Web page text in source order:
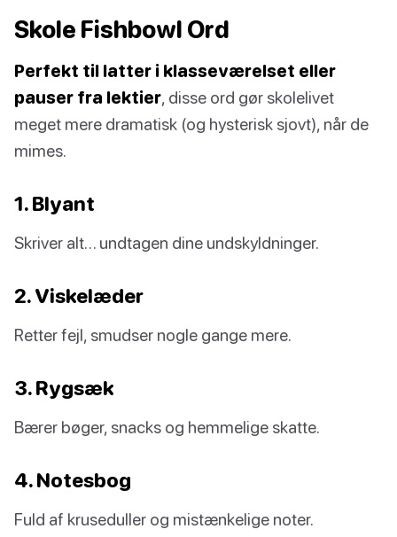
Skole Fishbowl Ord
Perfekt til latter i klasseværelset eller
pauser fra lektier, disse ord gør skolelivet
meget mere dramatisk (og hysterisk sjovt), når de
mimes.
1. Blyant
Skriver alt… undtagen dine undskyldninger.
2. Viskelæder
Retter fejl, smudser nogle gange mere.
3. Rygsæk
Bærer bøger, snacks og hemmelige skatte.
4. Notesbog
Fuld af kruseduller og mistænkelige noter.